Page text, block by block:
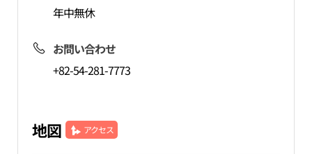
年中無休
お問い合わせ
+82-54-281-7773
地図 アクセス